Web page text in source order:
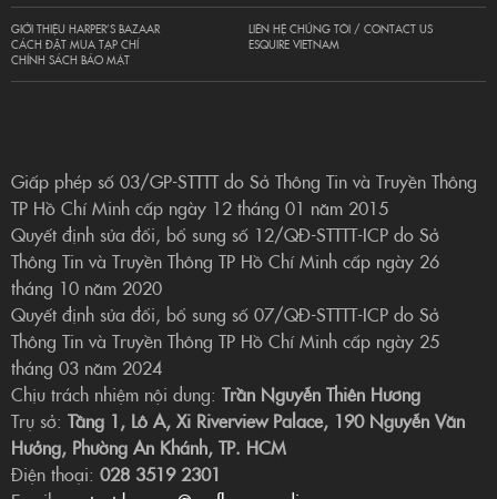
GIỚI THIỆU HARPER’S BAZAAR
CÁCH ĐẶT MUA TẠP CHÍ
CHÍNH SÁCH BẢO MẬT
LIÊN HỆ CHÚNG TÔI / CONTACT US
ESQUIRE VIETNAM
Giấp phép số 03/GP-STTTT do Sở Thông Tin và Truyền Thông
TP Hồ Chí Minh cấp ngày 12 tháng 01 năm 2015
Quyết định sửa đổi, bổ sung số 12/QĐ-STTTT-ICP do Sở
Thông Tin và Truyền Thông TP Hồ Chí Minh cấp ngày 26
tháng 10 năm 2020
Quyết định sửa đổi, bổ sung số 07/QĐ-STTTT-ICP do Sở
Thông Tin và Truyền Thông TP Hồ Chí Minh cấp ngày 25
tháng 03 năm 2024
Chịu trách nhiệm nội dung: Trần Nguyễn Thiên Hương
Trụ sở: Tầng 1, Lô A, Xi Riverview Palace, 190 Nguyễn Văn
Hưởng, Phường An Khánh, TP. HCM
Điện thoại: 028 3519 2301